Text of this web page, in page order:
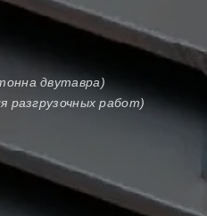
двутавра)
разгрузочных работ)